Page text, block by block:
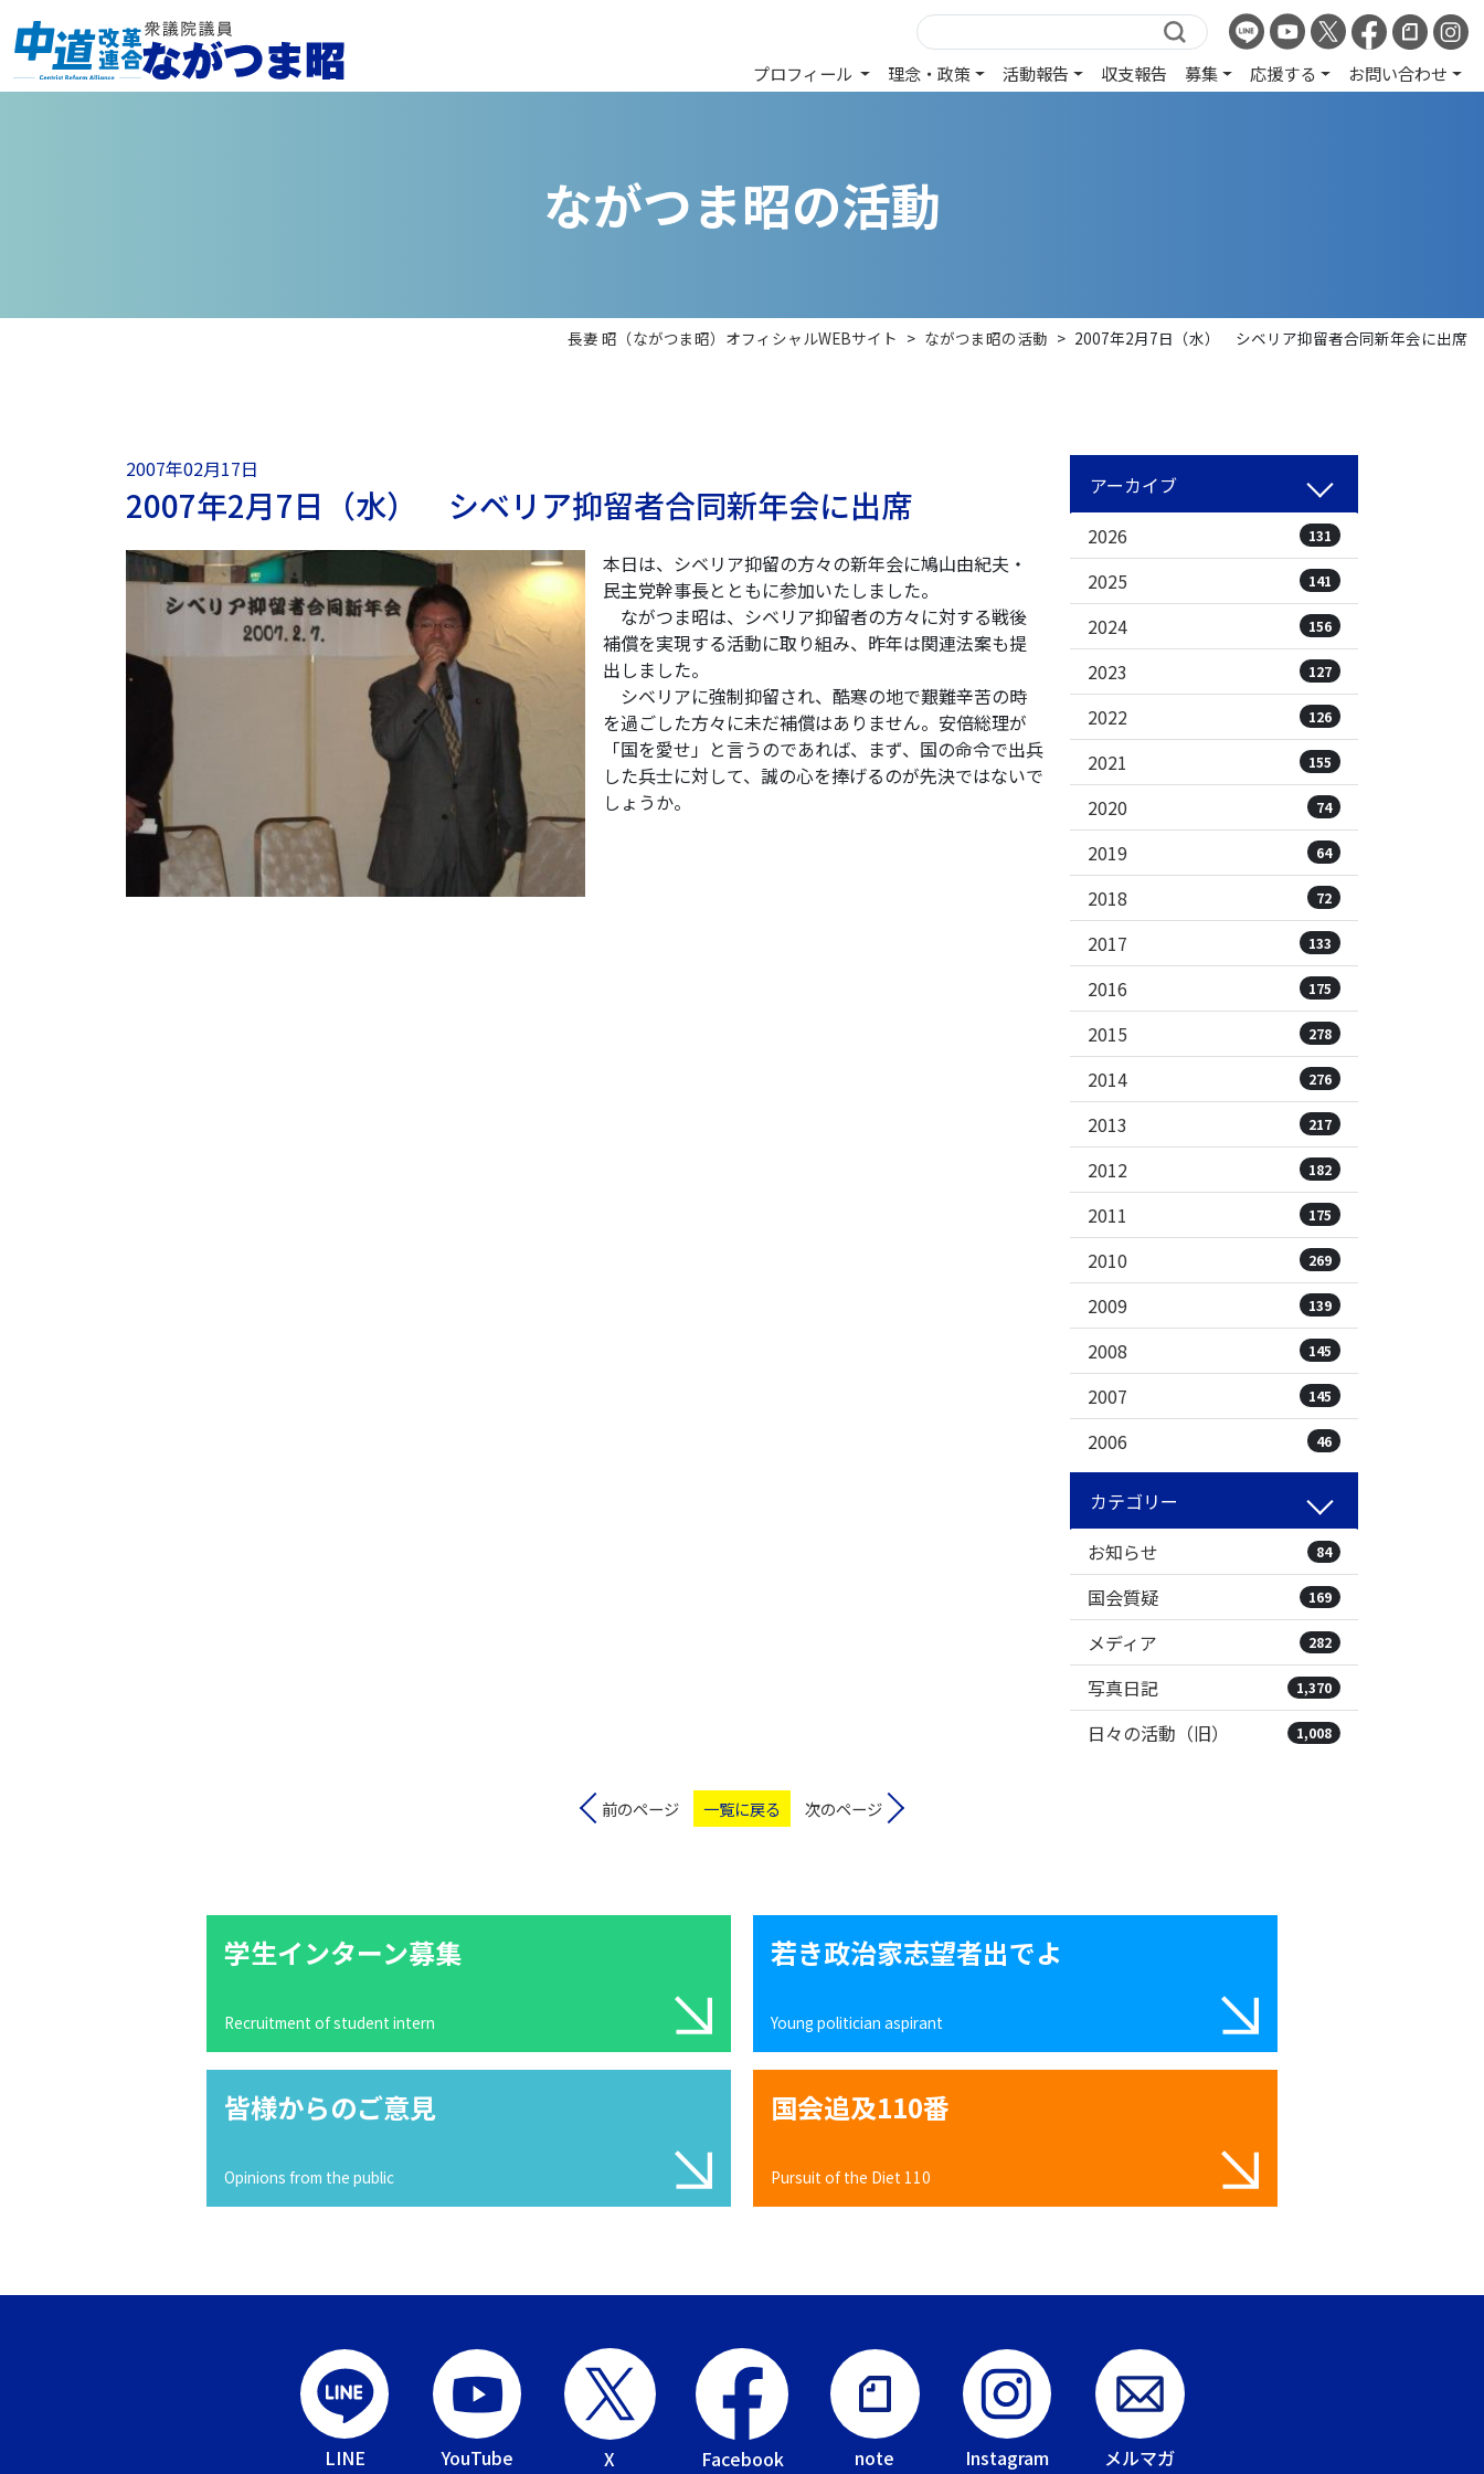
プロフィール 理念・政策 活動報告 収支報告 募集 応援する お問い合わせ
ながつま昭の活動
長妻 昭（ながつま昭）オフィシャルWEBサイト > ながつま昭の活動 > 2007年2月7日（水） シベリア抑留者合同新年会に出席
2007年02月17日
2007年2月7日（水） シベリア抑留者合同新年会に出席
本日は、シベリア抑留の方々の新年会に鳩山由紀夫・
民主党幹事長とともに参加いたしました。
ながつま昭は、シベリア抑留者の方々に対する戦後
補償を実現する活動に取り組み、昨年は関連法案も提
出しました。
シベリアに強制抑留され、酷寒の地で艱難辛苦の時
を過ごした方々に未だ補償はありません。安倍総理が
「国を愛せ」と言うのであれば、まず、国の命令で出兵
した兵士に対して、誠の心を捧げるのが先決ではないで
しょうか。
アーカイブ
2026
131
2025 141
2024 156
2023 127
2022 126
2021 155
2020 74
2019 64
2018 72
2017 133
2016 175
2015 278
2014 276
2013 217
2012 182
2011 175
2010 269
2009 139
2008 145
2007 145
2006 46
カテゴリー
お知らせ
84
国会質疑 169
メディア 282
写真日記 1,370
日々の活動（旧） 1,008
前のページ 一覧に戻る 次のページ
学生インターン募集
Recruitment of student intern
若き政治家志望者出でよ
Young politician aspirant
皆様からのご意見
Opinions from the public
国会追及110番
Pursuit of the Diet 110
LINE YouTube X Facebook note Instagram メルマガ